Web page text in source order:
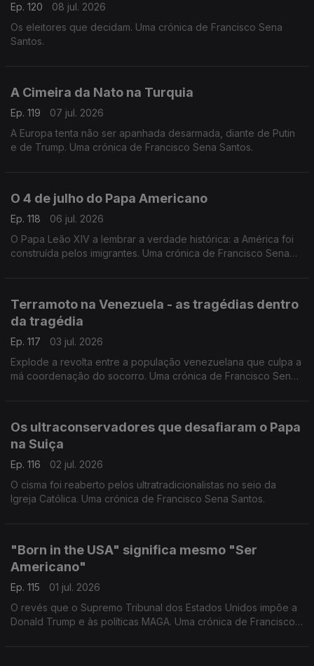
Ep. 120
08 jul. 2026
Os eleitores que decidam. Uma crónica de Francisco Sena
Santos.
A Cimeira da Nato na Turquia
Ep. 119
07 jul. 2026
A Europa tenta não ser apanhada desarmada, diante de Putin
e de Trump. Uma crónica de Francisco Sena Santos.
O 4 de julho do Papa Americano
Ep. 118
06 jul. 2026
O Papa Leão XIV a lembrar a verdade histórica: a América foi
construída pelos imigrantes. Uma crónica de Francisco Sena
Terramoto na Venezuela - as tragédias dentro
da tragédia
Ep. 117
03 jul. 2026
Explode a revolta entre a população venezuelana que culpa a
má coordenação do socorro. Uma crónica de Francisco Sena
Os ultraconservadores que desafiaram o Papa
na Suiça
Ep. 116
02 jul. 2026
O cisma foi reaberto pelos ultratradicionalistas no seio da
Igreja Católica. Uma crónica de Francisco Sena Santos.
"Born in the USA" significa mesmo "Ser
Americano"
Ep. 115
01 jul. 2026
O revés que o Supremo Tribunal dos Estados Unidos impõe a
Donald Trump e às políticas MAGA. Uma crónica de Francisco